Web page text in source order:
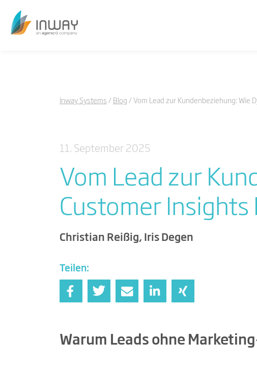
Inway Systems Blog Vom Lead zur Kundenbeziehung: Wie
11. September 2025
Vom Lead zur
Customer
Christian Reißig, Iris Degen
Teilen:
Warum Leads ohne